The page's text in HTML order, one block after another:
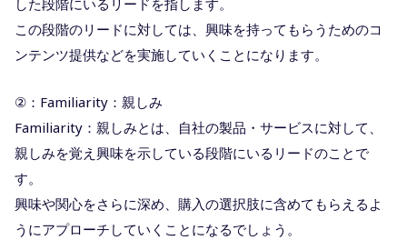
この段階のリードに対しては、興味を持ってもらうためのコ
ンテンツ提供などを実施していくことになります。
②：Familiarity：親しみ
Familiarity：親しみとは、自社の製品・サービスに対して、
親しみを覚え興味を示している段階にいるリードのことで
す。
興味や関心をさらに深め、購入の選択肢に含めてもらえるよ
うにアプローチしていくことになるでしょう。